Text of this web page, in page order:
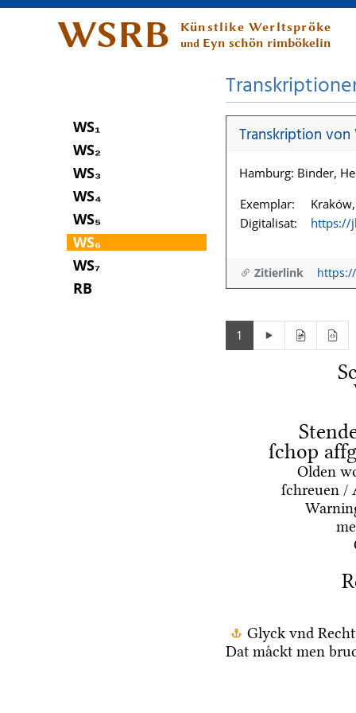
WSRB Künstlike Werltspröke
und Eyn schön rimbökelin
WS₁
WS₂
WS₃
WS₄
WS₅
WS₆
WS₇
RB
Transkription von
Hamburg: Binder,
Exemplar:
Digitalisat:
https://
Zitierlink
1
ſchop
Olden
ſchreuen /
Glyck vnd
Dat maͤckt men